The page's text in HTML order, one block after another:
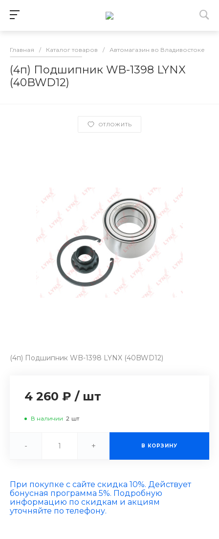
Главная / Каталог товаров / Автомагазин во Владивостоке
(4п) Подшипник WB-1398 LYNX
(40BWD12)
ОТЛОЖИТЬ
(4п) Подшипник WB-1398 LYNX (40BWD12)
4 260 ₽ / шт
В наличии 2 шт
- + В КОРЗИНУ
При покупке с сайте скидка 10%. Действует
бонусная программа 5%. Подробную
информацию по скидкам и акциям
уточняйте по телефону.